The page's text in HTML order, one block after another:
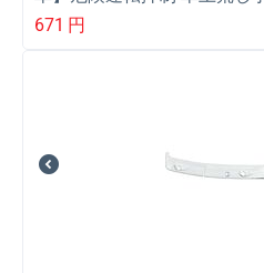
671 円